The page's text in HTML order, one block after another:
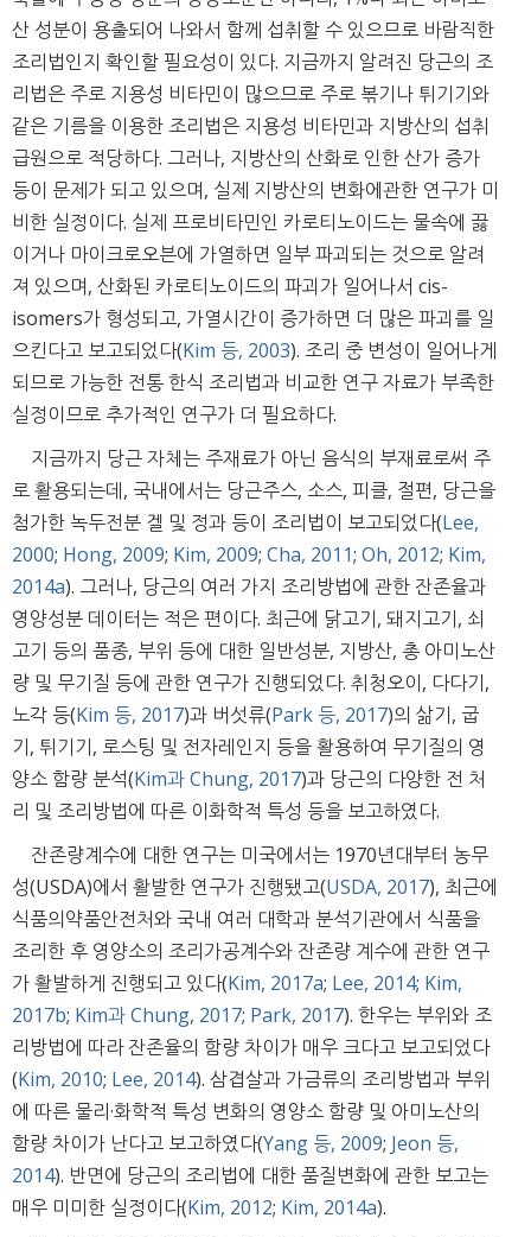
산 성분이 용출되어 나와서 함께 섭취할 수 있으므로 바람직한
조리법인지 확인할 필요성이 있다. 지금까지 알려진 당근의 조
리법은 주로 지용성 비타민이 많으므로 주로 볶기나 튀기기와
같은 기름을 이용한 조리법은 지용성 비타민과 지방산의 섭취
급원으로 적당하다. 그러나, 지방산의 산화로 인한 산가 증가
등이 문제가 되고 있으며, 실제 지방산의 변화에관한 연구가 미
비한 실정이다. 실제 프로비타민인 카로티노이드는 물속에 끓
이거나 마이크로오븐에 가열하면 일부 파괴되는 것으로 알려
져 있으며, 산화된 카로티노이드의 파괴가 일어나서 cis-
isomers가 형성되고, 가열시간이 증가하면 더 많은 파괴를 일
으킨다고 보고되었다(Kim 등, 2003). 조리 중 변성이 일어나게
되므로 가능한 전통 한식 조리법과 비교한 연구 자료가 부족한
실정이므로 추가적인 연구가 더 필요하다.
지금까지 당근 자체는 주재료가 아닌 음식의 부재료로써 주
로 활용되는데, 국내에서는 당근주스, 소스, 피클, 절편, 당근을
첨가한 녹두전분 겔 및 정과 등이 조리법이 보고되었다(Lee,
2000; Hong, 2009; Kim, 2009; Cha, 2011; Oh, 2012; Kim,
2014a). 그러나, 당근의 여러 가지 조리방법에 관한 잔존율과
영양성분 데이터는 적은 편이다. 최근에 닭고기, 돼지고기, 쇠
고기 등의 품종, 부위 등에 대한 일반성분, 지방산, 총 아미노산
량 및 무기질 등에 관한 연구가 진행되었다. 취청오이, 다다기,
노각 등(Kim 등, 2017)과 버섯류(Park 등, 2017)의 삶기, 굽
기, 튀기기, 로스팅 및 전자레인지 등을 활용하여 무기질의 영
양소 함량 분석(Kim과 Chung, 2017)과 당근의 다양한 전 처
리 및 조리방법에 따른 이화학적 특성 등을 보고하였다.
잔존량계수에 대한 연구는 미국에서는 1970년대부터 농무
성(USDA)에서 활발한 연구가 진행됐고(USDA, 2017), 최근에
식품의약품안전처와 국내 여러 대학과 분석기관에서 식품을
조리한 후 영양소의 조리가공계수와 잔존량 계수에 관한 연구
가 활발하게 진행되고 있다(Kim, 2017a; Lee, 2014; Kim,
2017b; Kim과 Chung, 2017; Park, 2017). 한우는 부위와 조
리방법에 따라 잔존율의 함량 차이가 매우 크다고 보고되었다
(Kim, 2010; Lee, 2014). 삼겹살과 가금류의 조리방법과 부위
에 따른 물리·화학적 특성 변화의 영양소 함량 및 아미노산의
함량 차이가 난다고 보고하였다(Yang 등, 2009; Jeon 등,
2014). 반면에 당근의 조리법에 대한 품질변화에 관한 보고는
매우 미미한 실정이다(Kim, 2012; Kim, 2014a).